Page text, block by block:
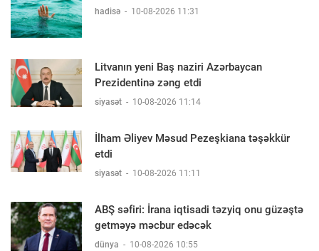
hadisə - 10-08-2026 11:31
Litvanın yeni Baş naziri Azərbaycan
Prezidentinə zəng etdi
siyasət - 10-08-2026 11:14
İlham Əliyev Məsud Pezeşkiana təşəkkür
etdi
siyasət - 10-08-2026 11:11
ABŞ səfiri: İrana iqtisadi təzyiq onu güzəştə
getməyə məcbur edəcək
dünya - 10-08-2026 10:55